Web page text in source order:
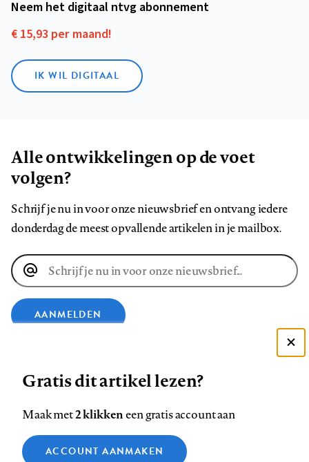
Neem het digitaal ntvg abonnement
€ 15,93 per maand!
IK WIL DIGITAAL
Alle ontwikkelingen op de voet
volgen?
Schrijf je nu in voor onze nieuwsbrief en ontvang iedere
donderdag de meest opvallende artikelen in je mailbox.
E-
mailadres
AANMELDEN
op
op
op
ons
op
Contact Colofon Disclaimer Privacy
Gratis dit artikel lezen?
Maak met2 klikkeneen gratis account aan
ACCOUNT AANMAKEN
Zie onze cookie policy